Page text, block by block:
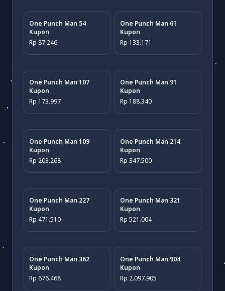
One Punch Man 54
Kupon
Rp 87.246
One Punch Man 61
Kupon
Rp 133.171
One Punch Man 107
Kupon
Rp 173.997
One Punch Man 91
Kupon
Rp 188.340
One Punch Man 109
Kupon
Rp 203.268
One Punch Man 214
Kupon
Rp 347.500
One Punch Man 227
Kupon
Rp 471.510
One Punch Man 321
Kupon
Rp 521.004
One Punch Man 362
Kupon
Rp 676.468
One Punch Man 904
Kupon
Rp 2.097.905